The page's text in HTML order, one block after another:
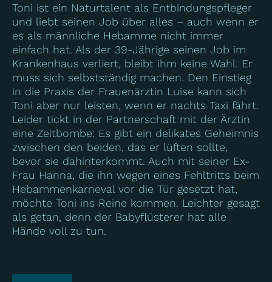
Toni ist ein Naturtalent als Entbindungspfleger
und liebt seinen Job über alles – auch wenn er
es als männliche Hebamme nicht immer
einfach hat. Als der 39-Jährige seinen Job im
Krankenhaus verliert, bleibt ihm keine Wahl: Er
muss sich selbstständig machen. Den Einstieg
in die Praxis der Frauenärztin Luise kann sich
Toni aber nur leisten, wenn er nachts Taxi fährt.
Leider tickt in der Partnerschaft mit der Ärztin
eine Zeitbombe: Es gibt ein delikates Geheimnis
zwischen den beiden, das er lüften sollte,
bevor sie dahinterkommt. Auch mit seiner Ex-
Frau Hanna, die ihn wegen eines Fehltritts beim
Hebammenkarneval vor die Tür gesetzt hat,
möchte Toni ins Reine kommen. Leichter gesagt
als getan, denn der Babyflüsterer hat alle
Hände voll zu tun.